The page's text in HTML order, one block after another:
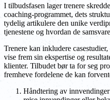
I tilbudsfasen lager trenere
coaching-programmet, dets
tydelig artikulere den unike
tjenestene og hvordan de
Trenere kan inkludere
vise frem sin ekspertise og
klienter. Tilbudet bør ta for seg
fremheve fordelene de kan
Håndtering av